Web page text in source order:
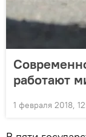
работают
1 февраля 2018,